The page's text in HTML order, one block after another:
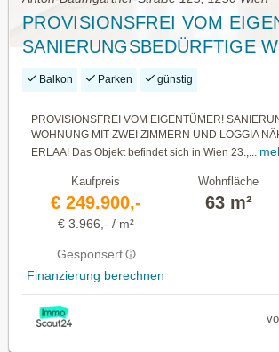
PROVISIONSFREI VOM
SANIERUNGSBEDÜRFTIGE
MIT ZWEI ZIMMERN UND
Balkon Parken günstig
PROVISIONSFREI VOM EIGENTÜMER!
WOHNUNG MIT ZWEI ZIMMERN UND LOGGIA
ERLAA! Das Objekt befindet sich in Wien 23.,...
Kaufpreis
€ 249.900,-
€ 3.966,- / m²
Gesponsert
Finanzierung berechnen
Wohnfläche
63 m²